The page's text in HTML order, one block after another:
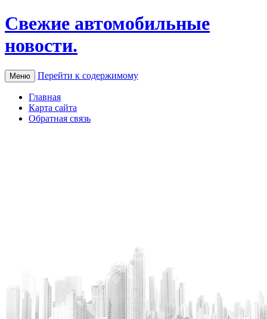
Свежие автомобильные
новости.
Меню Перейти к содержимому
Главная
Карта сайта
Обратная связь